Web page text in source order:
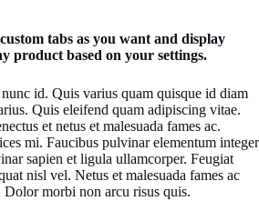
tabs as you want and display
product based on your settings.
id. Quis varius quam quisque id diam
Quis eleifend quam adipiscing vitae.
et netus et malesuada fames ac.
mi. Faucibus pulvinar elementum integer
sapien et ligula ullamcorper. Feugiat
nisl vel. Netus et malesuada fames ac
Dolor morbi non arcu risus quis.